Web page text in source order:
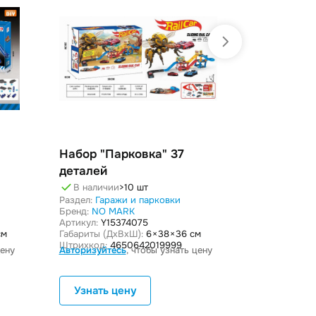
Набор "Парковка" 37
деталей
В наличии>10 шт
Раздел: Гаражи и парковки
Бренд: NO MARK
Артикул:Y15374075
Габариты (ДxВxШ):6 × 38 × 36 см
Штрихкод:4650642019999
Авторизуйтесь, чтобы узнать цену
Узнать цену